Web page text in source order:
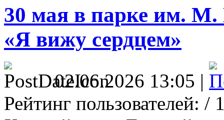
30 мая в парке им.
«Я вижу сердцем»
02.06.2026 13:05 |
Рейтинг пользователей: /